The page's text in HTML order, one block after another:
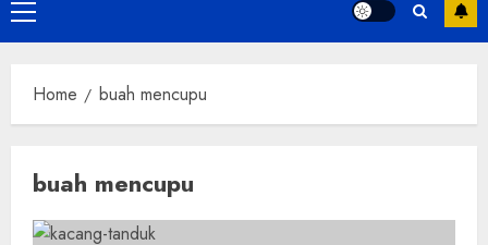
Primary
Menu
Home buah mencupu
buah mencupu